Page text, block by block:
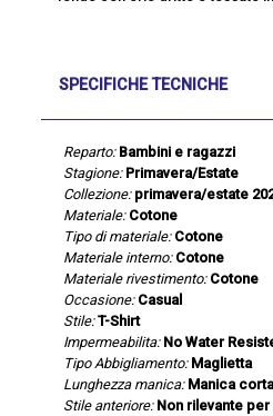
SPECIFICHE TECNICHE
Reparto: Bambini e ragazzi
Stagione: Primavera/Estate
Collezione: primavera/estate
Materiale: Cotone
Tipo di materiale: Cotone
Materiale interno: Cotone
Materiale rivestimento: Cotone
Occasione: Casual
Stile: T-Shirt
Impermeabilita: No Water
Tipo Abbigliamento: Maglietta
Lunghezza manica: Manica corta
Stile anteriore: Non rilevante